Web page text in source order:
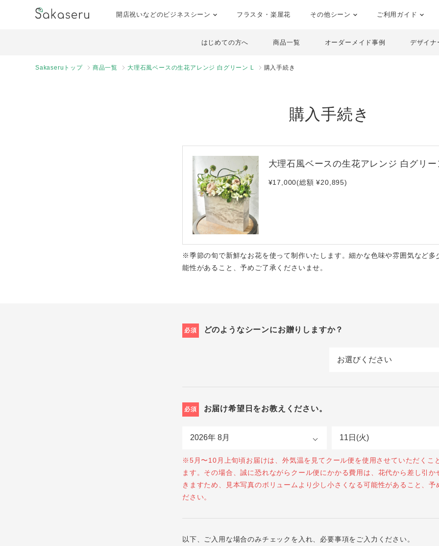
開店祝いなどのビジネスシーン フラスタ・楽屋花 その他シーン ご利用ガイド
はじめての方へ 商品一覧 オーダーメイド事例 デザイナ
Sakaseruトップ 商品一覧 大理石風ベースの生花アレンジ 白グリーン L 購入手続き
購入手続き
大理石風ベースの生花アレンジ 白グリ
¥17,000(総額 ¥20,895)
※季節の旬で新鮮なお花を使って制作いたします。細かな色味や雰囲気など多
能性があること、予めご了承くださいませ。
必須 どのようなシーンにお贈りしますか？
必須 お届け希望日をお教えください。
※5月〜10月上旬頃お届けは、外気温を見てクール便を使用させていただくこ
ます。その場合、誠に恐れながらクール便にかかる費用は、花代から差し引か
きますため、見本写真のボリュームより少し小さくなる可能性があること、予
ださい。
以下、ご入用な場合のみチェックを入れ、必要事項をご入力ください。